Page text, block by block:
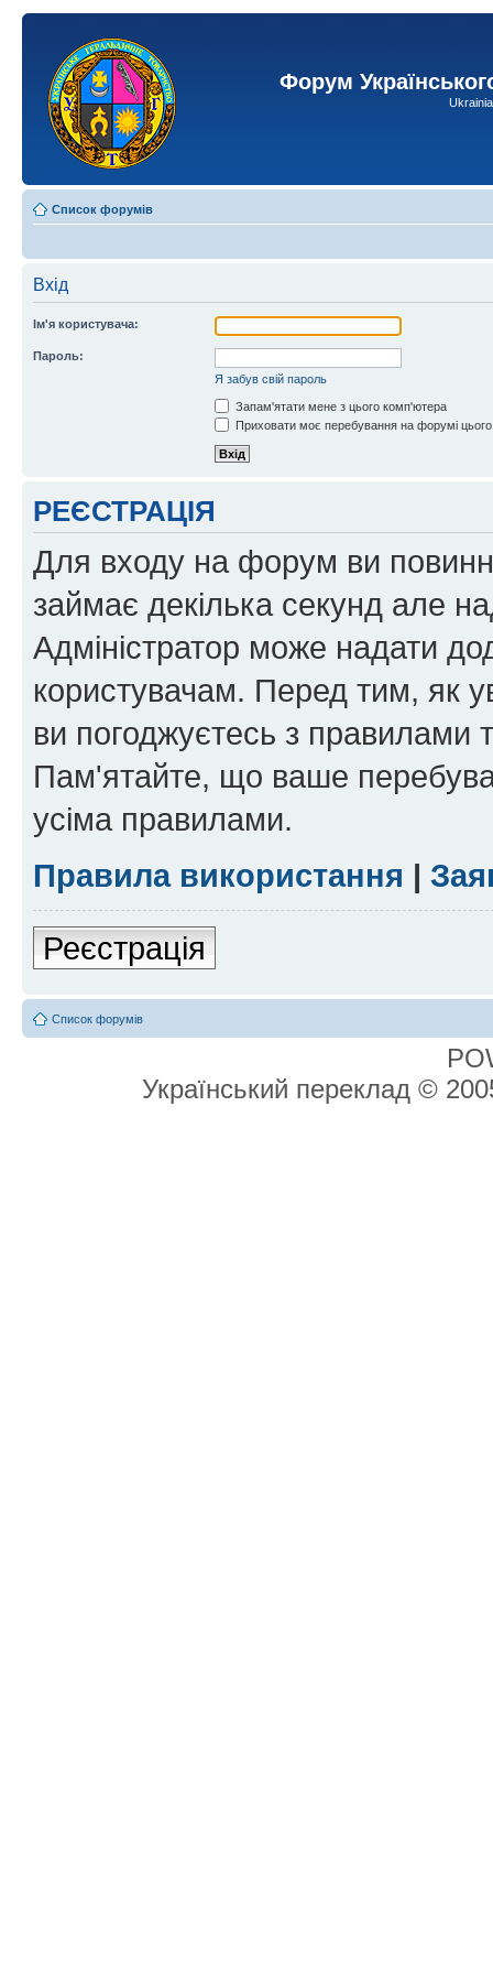
Форум
Список форумів
Вхід
Ім'я користувача:
Пароль:
Я забув свій пароль
Запам'ятати мене з цього комп'ютера
Приховати моє перебування на форумі
РЕЄСТРАЦІЯ
Для входу на форум ви
займає декілька секунд але
Адміністратор може надати
користувачам. Перед тим, як
ви погоджуєтесь з правилами
Пам'ятайте, що ваше
усіма правилами.
Правила використання |
Реєстрація
Список форумів
Український переклад ©